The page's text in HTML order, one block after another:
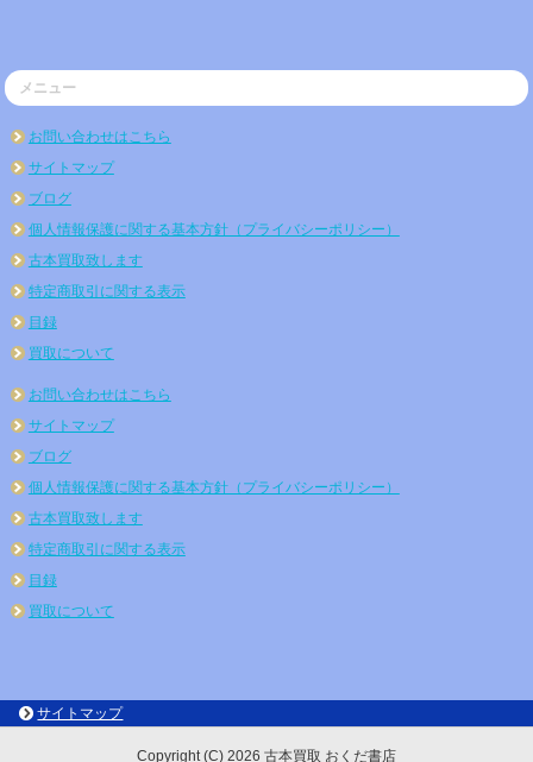
メニュー
お問い合わせはこちら
サイトマップ
ブログ
個人情報保護に関する基本方針（プライバシーポリシー）
古本買取致します
特定商取引に関する表示
目録
買取について
お問い合わせはこちら
サイトマップ
ブログ
個人情報保護に関する基本方針（プライバシーポリシー）
古本買取致します
特定商取引に関する表示
目録
買取について
サイトマップ
Copyright (C) 2026 古本買取 おくだ書店